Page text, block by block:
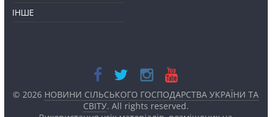
ІНШЕ
© 2026 НОВИНИ СІЛЬСЬКОГО ГОСПОДАРСТВА УКРАЇНИ ТА
СВІТУ. All rights reserved.